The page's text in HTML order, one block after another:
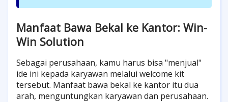
Manfaat Bawa Bekal ke Kantor: Win-
Win Solution
Sebagai perusahaan, kamu harus bisa "menjual"
ide ini kepada karyawan melalui welcome kit
tersebut. Manfaat bawa bekal ke kantor itu dua
arah, menguntungkan karyawan dan perusahaan.